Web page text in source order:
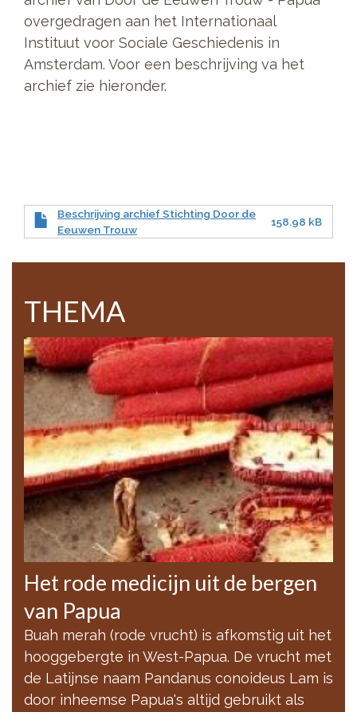
overgedragen aan het Internationaal
Instituut voor Sociale Geschiedenis in
Amsterdam. Voor een beschrijving va het
archief zie hieronder.
Beschrijving archief Stichting Door de
Eeuwen Trouw
158.98 kB
THEMA
Het rode medicijn uit de bergen
van Papua
Buah merah (rode vrucht) is afkomstig uit het
hooggebergte in West-Papua. De vrucht met
de Latijnse naam Pandanus conoideus Lam is
door inheemse Papua's altijd gebruikt als